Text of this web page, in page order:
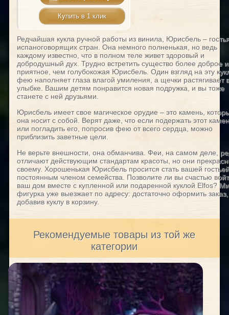
Купить в 1 клик
Редчайшая кукла ручной работы из винила, Юрисбель –
испаноговорящих стран. Она немного полненькая, но ведь
каждому известно, что в полном теле живет здоровый и
добродушный дух. Трудно встретить существо более доброе и
приятное, чем голубокожая Юрисбель. Один взгляд на эту
фею наполняет глаза влагой умиления, а щечки растягивает в
улыбке. Вашим детям понравится новая подружка, и вы тоже
станете с ней друзьями.
Юрисбель имеет свое магическое орудие – это камень,
она носит с собой. Верят даже, что если подержать этот
или погладить его, попросив фею от всего сердца, можно
приблизить заветные цели.
Не верьте внешности, она обманчива. Феи, на самом деле,
отличают действующим стандартам красоты, но они
своему. Хорошенькая Юрисбель просится стать вашей
постоянным членом семейства. Позволите ли вы счастью
ваш дом вместе с купленной или подаренной куклой Elfos?
фигурка уже выезжает по адресу: достаточно оформить заказ,
добавив куклу в корзину.
Рекомендуемые товары из той же
категории